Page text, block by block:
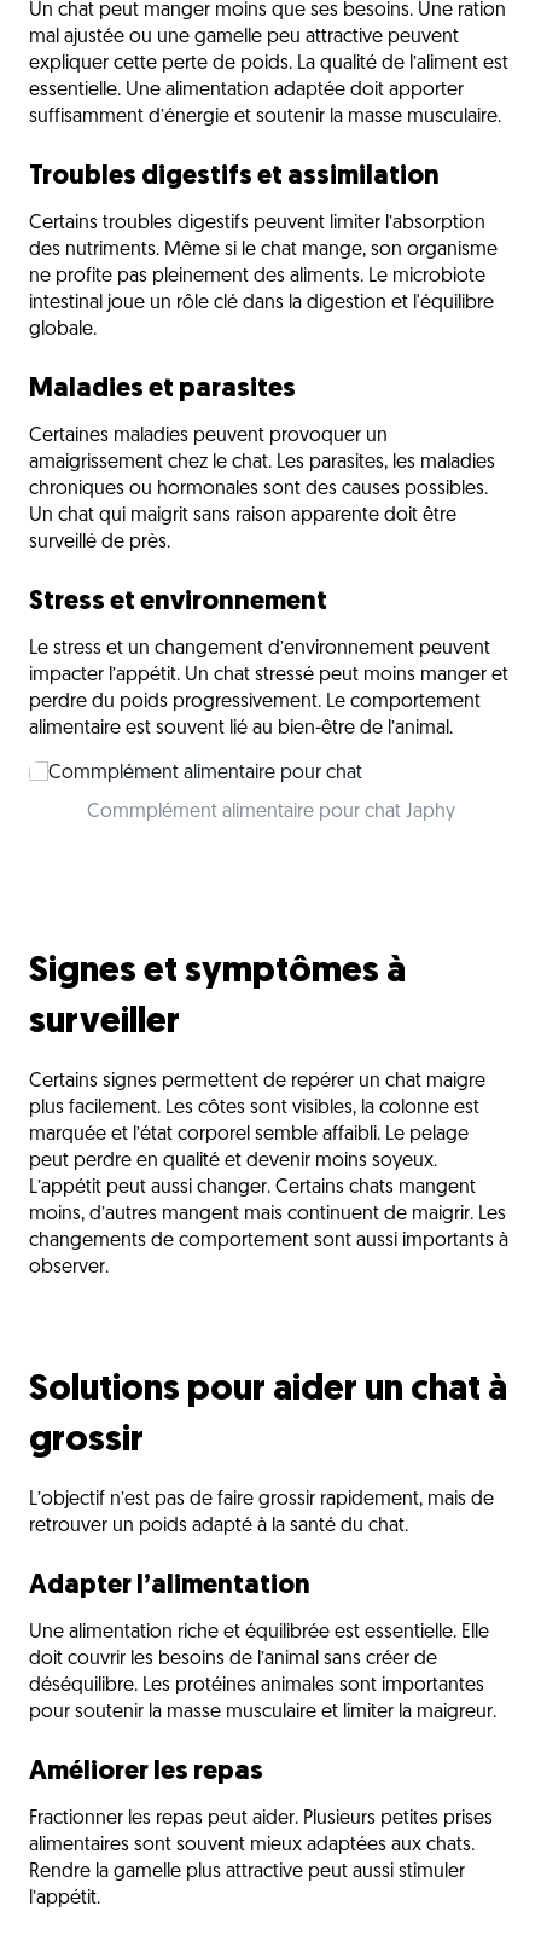
Un chat peut manger moins que ses besoins. Une ration
mal ajustée ou une gamelle peu attractive peuvent
expliquer cette perte de poids. La qualité de l’aliment est
essentielle. Une alimentation adaptée doit apporter
suffisamment d’énergie et soutenir la masse musculaire.
Troubles digestifs et assimilation
Certains troubles digestifs peuvent limiter l’absorption
des nutriments. Même si le chat mange, son organisme
ne profite pas pleinement des aliments. Le microbiote
intestinal joue un rôle clé dans la digestion et l'équilibre
globale.
Maladies et parasites
Certaines maladies peuvent provoquer un
amaigrissement chez le chat. Les parasites, les maladies
chroniques ou hormonales sont des causes possibles.
Un chat qui maigrit sans raison apparente doit être
surveillé de près.
Stress et environnement
Le stress et un changement d’environnement peuvent
impacter l’appétit. Un chat stressé peut moins manger et
perdre du poids progressivement. Le comportement
alimentaire est souvent lié au bien-être de l’animal.
Commplément alimentaire pour chat Japhy
Signes et symptômes à
surveiller
Certains signes permettent de repérer un chat maigre
plus facilement. Les côtes sont visibles, la colonne est
marquée et l’état corporel semble affaibli. Le pelage
peut perdre en qualité et devenir moins soyeux.
L’appétit peut aussi changer. Certains chats mangent
moins, d’autres mangent mais continuent de maigrir. Les
changements de comportement sont aussi importants à
observer.
Solutions pour aider un chat à
grossir
L’objectif n’est pas de faire grossir rapidement, mais de
retrouver un poids adapté à la santé du chat.
Adapter l’alimentation
Une alimentation riche et équilibrée est essentielle. Elle
doit couvrir les besoins de l’animal sans créer de
déséquilibre. Les protéines animales sont importantes
pour soutenir la masse musculaire et limiter la maigreur.
Améliorer les repas
Fractionner les repas peut aider. Plusieurs petites prises
alimentaires sont souvent mieux adaptées aux chats.
Rendre la gamelle plus attractive peut aussi stimuler
l’appétit.